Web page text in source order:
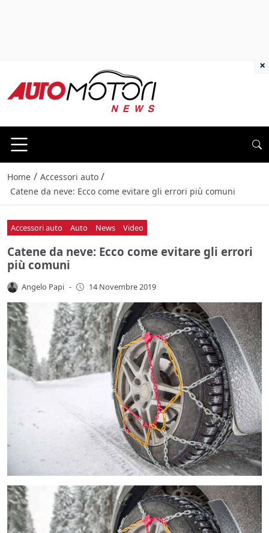
Home / Accessori auto /
Catene da neve: Ecco come evitare gli errori più comuni
Accessori auto Auto News Video
Catene da neve: Ecco come evitare gli errori
più comuni
Angelo Papi - 14 Novembre 2019
×